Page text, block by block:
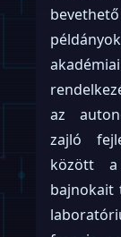
az
zajló
között a
bajnokait